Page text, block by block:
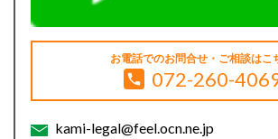
お電話でのお問合せ・ご相談はこ
072-260-
kami-legal@feel.ocn.ne.jp